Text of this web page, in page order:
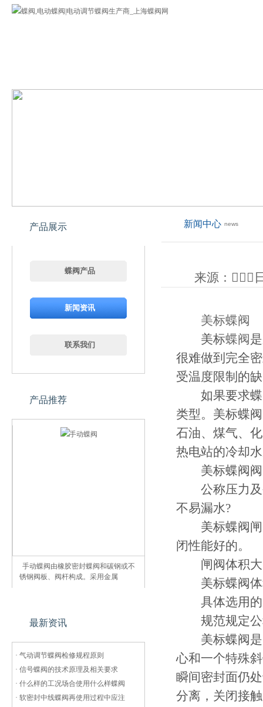
新闻中心 news
来源：
美标蝶阀
美标蝶阀
很难做到完全
受温度限制的
如果要求蝶
类型。美标蝶
石油、煤气、
热电站的冷却
美标蝶阀阀
公称压力及
不易漏水?
美标蝶阀闸
闭性能好的。
闸阀体积大
美标蝶阀体
具体选用的
规范规定公
美标蝶阀是
心和一个特殊
瞬间密封面仍
分离，关闭接
产品展示
蝶阀产品
新闻资讯
联系我们
产品推荐
手动蝶阀由橡胶密封蝶阀和碳钢或不
锈钢阀板、阀杆构成。采用金属
最新资讯
· 气动调节蝶阀检修规程原则
· 信号蝶阀的技术原理及相关要求
· 什么样的工况场合使用什么样蝶阀
· 软密封中线蝶阀再使用过程中应注